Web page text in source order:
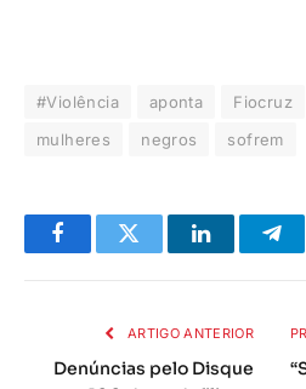
#Violência aponta Fiocruz
mulheres
negros sofrem
FacebookTwitter LinkedIn
ARTIGO ANTERIOR
Denúncias pelo Disque